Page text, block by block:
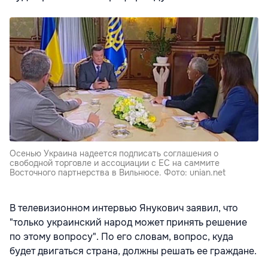
Осенью Украина надеется подписать соглашения о
свободной торговле и ассоциации с ЕС на саммите
Восточного партнерства в Вильнюсе. Фото: unian.net
В телевизионном интервью Янукович заявил, что
"только украинский народ может принять решение
по этому вопросу". По его словам, вопрос, куда
будет двигаться страна, должны решать ее граждане.